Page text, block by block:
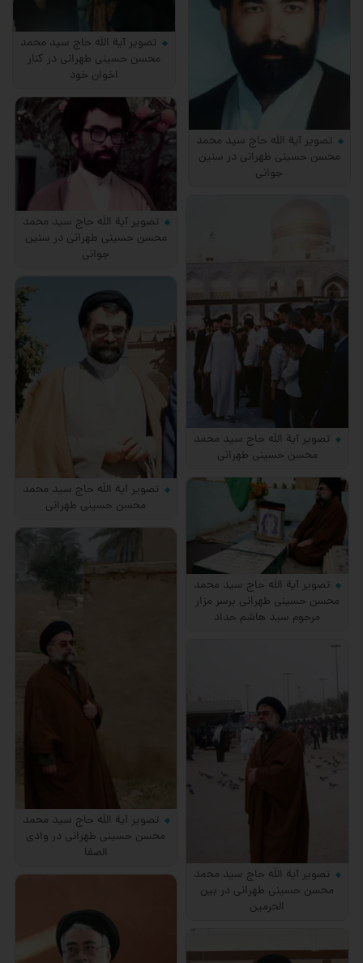
تصویر آیة اللَه حاج سید محمد
محسن حسینی طهرانی در سنین
جوانی
تصویر آیة اللَه حاج سید محمد
محسن حسینی طهرانی در کنار
اخوان خود
تصویر آیة اللَه حاج سید محمد
محسن حسینی طهرانی در سنین
جوانی
تصویر آیة اللَه حاج سید محمد
محسن حسینی طهرانی
تصویر آیة اللَه حاج سید محمد
محسن حسینی طهرانی
تصویر آیة اللَه حاج سید محمد
محسن حسینی طهرانی برسر مزار
مرحوم سید هاشم حداد
تصویر آیة اللَه حاج سید محمد
محسن حسینی طهرانی در وادی
الصفا
تصویر آیة اللَه حاج سید محمد
محسن حسینی طهرانی در بین
الحرمین